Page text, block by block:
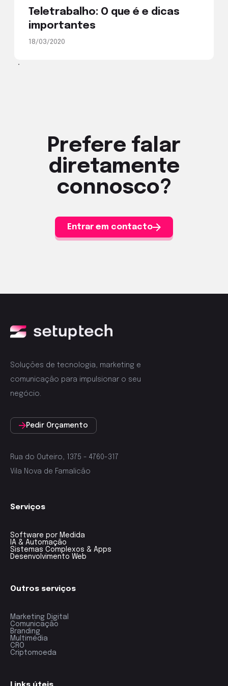
Teletrabalho: O que é e dicas
importantes
18/03/2020
Prefere falar
diretamente
connosco?
Entrar em contacto
Soluções de tecnologia, marketing e
comunicação para impulsionar o seu
negócio.
Pedir Orçamento
Rua do Outeiro, 1375 - 4760-317
Vila Nova de Famalicão
Serviços
Software por Medida
IA & Automação
Sistemas Complexos & Apps
Desenvolvimento Web
Outros serviços
Marketing Digital
Comunicação
Branding
Multimédia
CRO
Criptomoeda